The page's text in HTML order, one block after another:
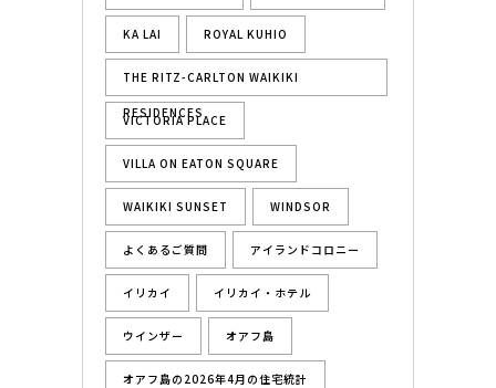
KA LAI ROYAL KUHIO
THE RITZ-CARLTON WAIKIKI
RESIDENCES
VICTORIA PLACE
VILLA ON EATON SQUARE
WAIKIKI SUNSET WINDSOR
よくあるご質問 アイランドコロニー
イリカイ イリカイ・ホテル
ウインザー オアフ島
オアフ島の2026年4月の住宅統計